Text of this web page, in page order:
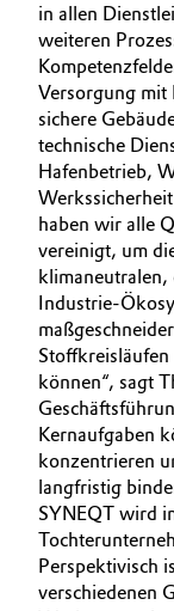
Oil & Gas,
Personal
Pharma &
Plastics &
Pulp, Paper
Textiles,
in allen
weiteren
Versorgung mit
sichere
technische
Hafenbetrieb,
haben wir alle
vereinigt, um
Industrie-
können“, sagt
Kernaufgaben
konzentrieren
langfristig
SYNEQT wird
Perspektivisch
verschiedenen